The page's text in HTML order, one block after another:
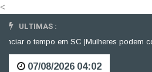
<
ULTIMAS :
o tempo em SC |Mulheres podem
07/08/2026 04:02